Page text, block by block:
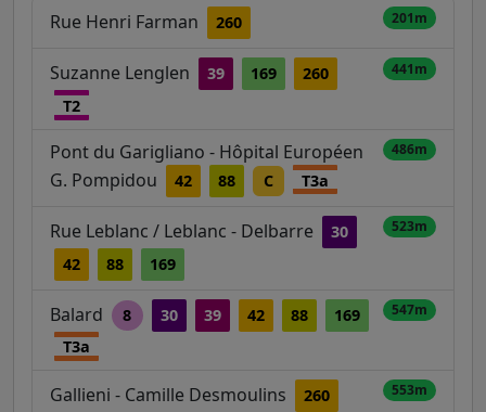
Rue Henri Farman 260 201m
Suzanne Lenglen 39 169
260
T2
441m
Pont du Garigliano - Hôpital Européen
G. Pompidou
42 88 C T3a
486m
Rue Leblanc / Leblanc - Delbarre
30
42
88 169
523m
Balard 8 30 39 42 88
169
T3a
547m
Gallieni - Camille Desmoulins 260 553m